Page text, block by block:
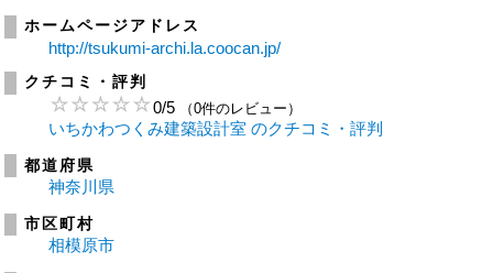
ホームページアドレス
http://tsukumi-archi.la.coocan.jp/
クチコミ・評判
0/5 （0件のレビュー）
いちかわつくみ建築設計室 のクチコミ・評判
都道府県
神奈川県
市区町村
相模原市